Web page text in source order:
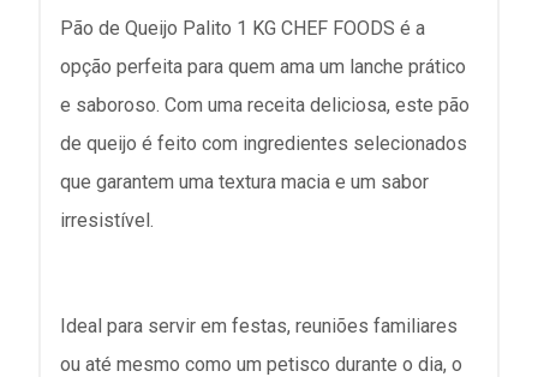
Pão de Queijo Palito 1 KG CHEF FOODS é a
opção perfeita para quem ama um lanche prático
e saboroso. Com uma receita deliciosa, este pão
de queijo é feito com ingredientes selecionados
que garantem uma textura macia e um sabor
irresistível.
Ideal para servir em festas, reuniões familiares
ou até mesmo como um petisco durante o dia, o